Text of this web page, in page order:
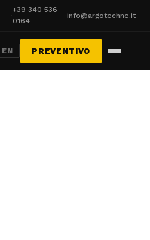
·
+39 340 536
0164
·info@argotechne.it
EN PREVENTIVO